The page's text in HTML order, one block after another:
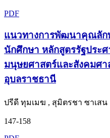
PDF
แนวทางการพัฒนาคุณลั
นักศึกษา หลักสูตรรัฐประ
มนุษยศาสตร์และสังคมศ
อุบลราชธานี
ปรีดี ทุมเมฆ , สุมิตรชา ซาเสน
147-158